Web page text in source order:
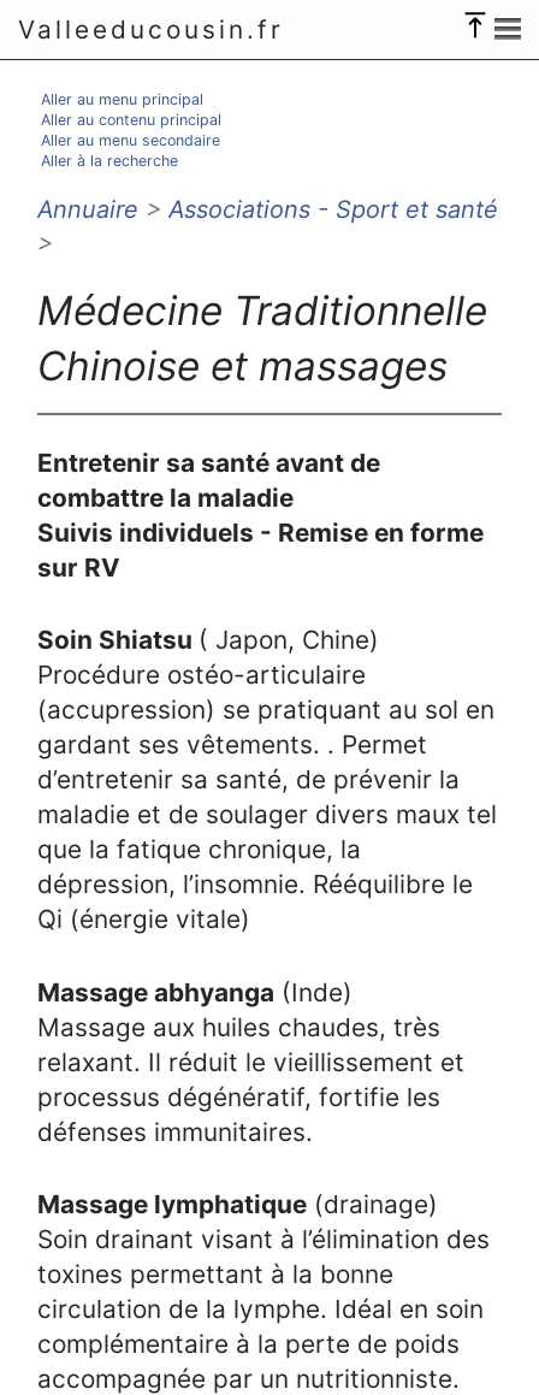
Valleeducousin.fr
Aller au menu principal
Aller au contenu principal
Aller au menu secondaire
Aller à la recherche
Annuaire >Associations - Sport et santé
>
Médecine Traditionnelle
Chinoise et massages
Entretenir sa santé avant de
combattre la maladie
Suivis individuels - Remise en forme
sur RV
Soin Shiatsu ( Japon, Chine)
Procédure ostéo-articulaire
(accupression) se pratiquant au sol en
gardant ses vêtements. . Permet
d’entretenir sa santé, de prévenir la
maladie et de soulager divers maux tel
que la fatique chronique, la
dépression, l’insomnie. Rééquilibre le
Qi (énergie vitale)
Massage abhyanga (Inde)
Massage aux huiles chaudes, très
relaxant. Il réduit le vieillissement et
processus dégénératif, fortifie les
défenses immunitaires.
Massage lymphatique (drainage)
Soin drainant visant à l’élimination des
toxines permettant à la bonne
circulation de la lymphe. Idéal en soin
complémentaire à la perte de poids
accompagnée par un nutritionniste.